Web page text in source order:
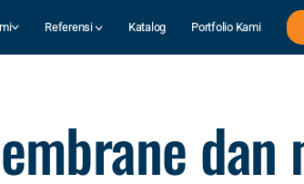
Referensi Katalog Portfolio Kami
dan